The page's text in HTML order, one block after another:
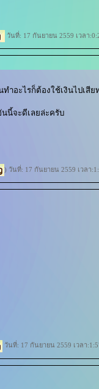
วันที่: 17 กันยายน 2559 เวลา
ำอะไรก็ต้องใช้เงินไปเสี
นี้จะดีเลยล่ะครับ
) วันที่: 17 กันยายน 2559 เวลา
วันที่: 17 กันยายน 2559 เวลา